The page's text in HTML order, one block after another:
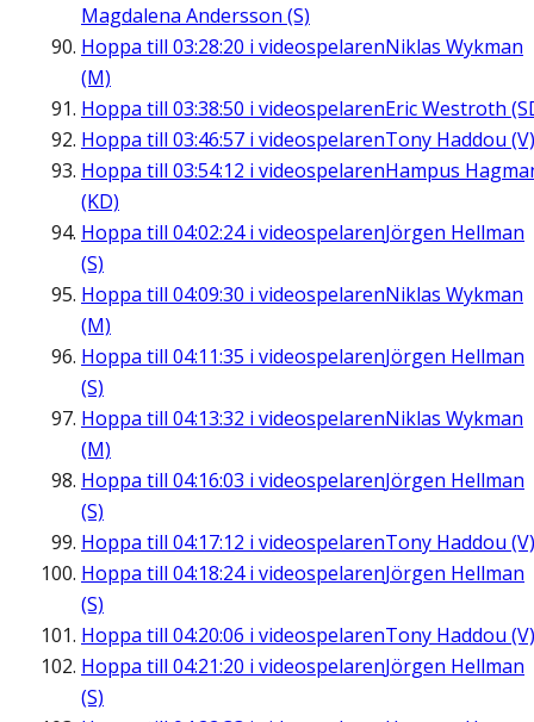
Magdalena Andersson (S)
Hoppa till 03:28:20 i videospelarenNiklas Wykman
(M)
Hoppa till 03:38:50 i videospelarenEric Westroth
Hoppa till 03:46:57 i videospelarenTony Haddou (V)
Hoppa till 03:54:12 i videospelarenHampus
(KD)
Hoppa till 04:02:24i videospelarenJörgen Hellman
(S)
Hoppa till 04:09:30 i videospelarenNiklas Wykman
(M)
Hoppa till 04:11:35 i videospelarenJörgen Hellman
(S)
Hoppa till 04:13:32 i videospelarenNiklas Wykman
(M)
Hoppa till 04:16:03 i videospelarenJörgen Hellman
(S)
Hoppa till 04:17:12 i videospelarenTony Haddou (V)
Hoppa till 04:18:24i videospelarenJörgen Hellman
(S)
Hoppa till 04:20:06 i videospelarenTony Haddou (V)
Hoppa till 04:21:20 i videospelarenJörgen Hellman
(S)